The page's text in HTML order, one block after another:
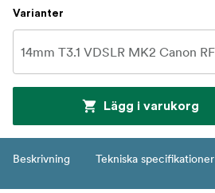
Varianter
Lägg i varukorg
Beskrivning Tekniska specifikationer